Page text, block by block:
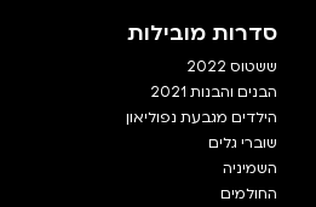
סדרות מובילות
ששטוס 2022
הבנים והבנות 2021
הילדים מגבעת נפוליאון
שוברי גלים
השמיניה
החולמים